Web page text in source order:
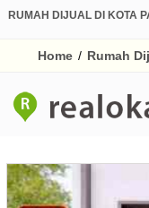
RUMAH DIJUAL DI KOTA
Home / Rumah